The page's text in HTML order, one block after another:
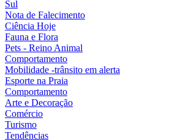
Sul
Nota de Falecimento
Ciência Hoje
Fauna e Flora
Pets - Reino Animal
Comportamento
Mobilidade -trânsito em alerta
Esporte na Praia
Comportamento
Arte e Decoração
Comércio
Turismo
Tendências